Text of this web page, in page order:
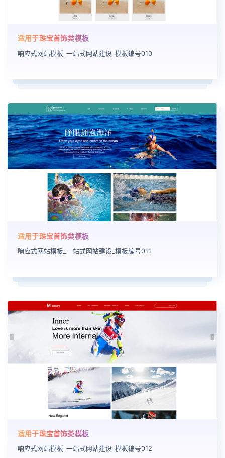
适用于珠宝首饰类模板
响应式网站模板_一站式网站建设_模板编号010
适用于珠宝首饰类模板
响应式网站模板_一站式网站建设_模板编号011
适用于珠宝首饰类模板
响应式网站模板_一站式网站建设_模板编号012